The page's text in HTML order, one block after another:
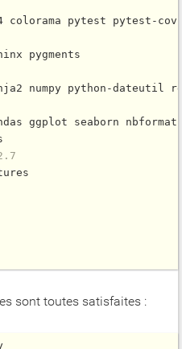
ggplot seaborn
sont toutes satisfaites :